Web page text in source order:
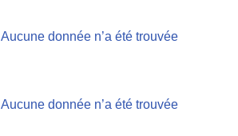
Aucune donnée n’a été trouvée
Aucune donnée n’a été trouvée